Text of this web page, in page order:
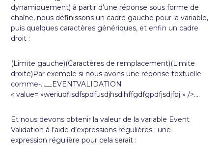
dynamiquement) à partir d’une réponse sous forme de
chaîne, nous définissons un cadre gauche pour la variable,
puis quelques caractères génériques, et enfin un cadre
droit :
(Limite gauche)(Caractères de remplacement)(Limite
droite)Par exemple si nous avons une réponse textuelle
comme-…__EVENTVALIDATION
« value= »weriudflsdfspdfusdjhsdihffgdfgpdfjsdjfpj » />….
Et nous devons obtenir la valeur de la variable Event
Validation à l’aide d’expressions régulières ; une
expression régulière pour cela serait :